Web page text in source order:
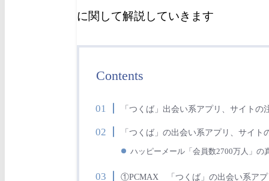
に関して解説していきます
Contents
「つくば」出会い系アプリ、サイトの
「つくば」の出会い系アプリ、サイト
ハッピーメール「会員数2700万人」の
①PCMAX 「つくば」の出会い系ア